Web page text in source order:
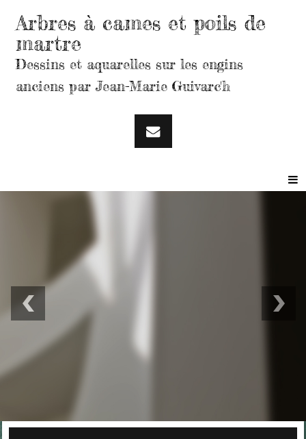
Arbres à cames et poils de
martre
Dessins et aquarelles sur les engins
anciens par Jean-Marie Guivarc'h